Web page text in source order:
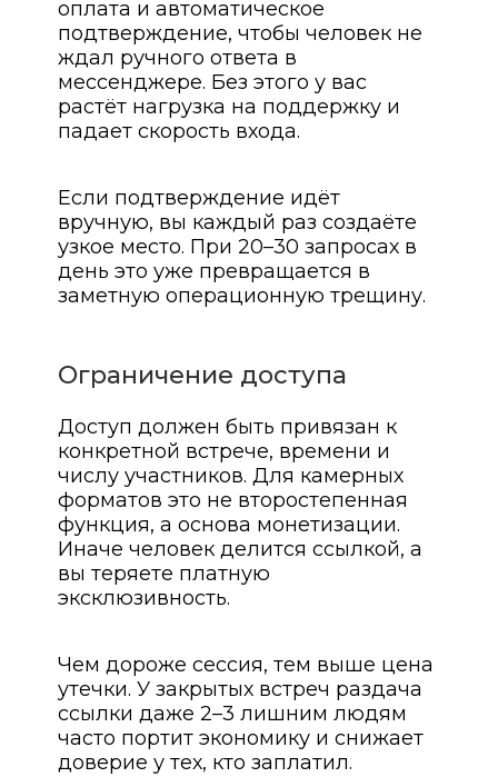
оплата и автоматическое
подтверждение, чтобы человек не
ждал ручного ответа в
мессенджере. Без этого у вас
растёт нагрузка на поддержку и
падает скорость входа.
Если подтверждение идёт
вручную, вы каждый раз создаёте
узкое место. При 20–30 запросах в
день это уже превращается в
заметную операционную трещину.
Ограничение доступа
Доступ должен быть привязан к
конкретной встрече, времени и
числу участников. Для камерных
форматов это не второстепенная
функция, а основа монетизации.
Иначе человек делится ссылкой, а
вы теряете платную
эксклюзивность.
Чем дороже сессия, тем выше цена
утечки. У закрытых встреч раздача
ссылки даже 2–3 лишним людям
часто портит экономику и снижает
доверие у тех, кто заплатил.